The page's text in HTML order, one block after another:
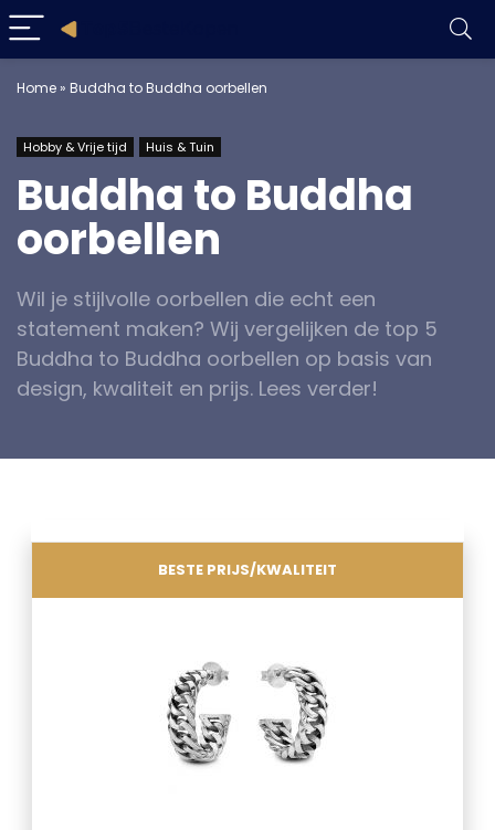
Home» Buddha to Buddha oorbellen
Hobby & Vrije tijd Huis & Tuin
Buddha to Buddha
oorbellen
Wil je stijlvolle oorbellen die echt een
statement maken? Wij vergelijken de top 5
Buddha to Buddha oorbellen op basis van
design, kwaliteit en prijs. Lees verder!
BESTE PRIJS/KWALITEIT